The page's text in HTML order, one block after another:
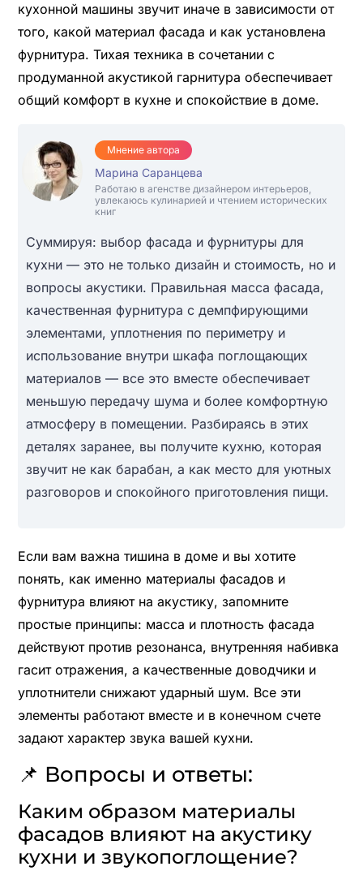
кухонной машины звучит иначе в зависимости от
того, какой материал фасада и как установлена
фурнитура. Тихая техника в сочетании с
продуманной акустикой гарнитура обеспечивает
общий комфорт в кухне и спокойствие в доме.
Мнение автора
Марина Саранцева
Работаю в агенстве дизайнером интерьеров,
увлекаюсь кулинарией и чтением исторических
книг
Суммируя: выбор фасада и фурнитуры для
кухни — это не только дизайн и стоимость, но и
вопросы акустики. Правильная масса фасада,
качественная фурнитура с демпфирующими
элементами, уплотнения по периметру и
использование внутри шкафа поглощающих
материалов — все это вместе обеспечивает
меньшую передачу шума и более комфортную
атмосферу в помещении. Разбираясь в этих
деталях заранее, вы получите кухню, которая
звучит не как барабан, а как место для уютных
разговоров и спокойного приготовления пищи.
Если вам важна тишина в доме и вы хотите
понять, как именно материалы фасадов и
фурнитура влияют на акустику, запомните
простые принципы: масса и плотность фасада
действуют против резонанса, внутренняя набивка
гасит отражения, а качественные доводчики и
уплотнители снижают ударный шум. Все эти
элементы работают вместе и в конечном счете
задают характер звука вашей кухни.
📌 Вопросы и ответы:
Каким образом материалы
фасадов влияют на акустику
кухни и звукопоглощение?